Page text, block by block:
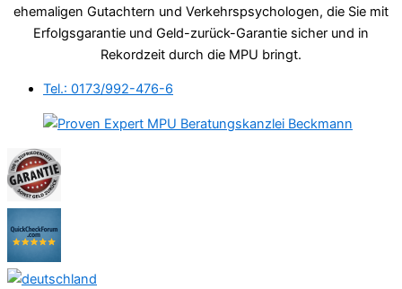
ehemaligen Gutachtern und Verkehrspsychologen, die Sie mit
Erfolgsgarantie und Geld-zurück-Garantie sicher und in
Rekordzeit durch die MPU bringt.
Tel.: 0173/992-476-6